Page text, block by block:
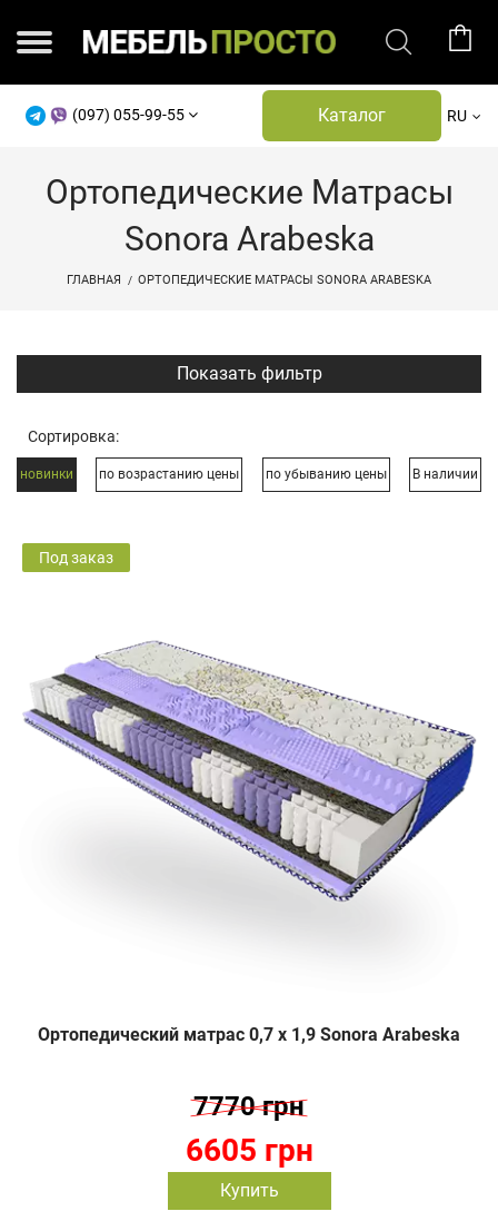
(097) 055-99-55 Каталог RU
Ортопедические Матрасы
Sonora Arabeska
ГЛАВНАЯ ОРТОПЕДИЧЕСКИЕ МАТРАСЫ SONORA ARABESKA
Сортировка:
новинки по возрастанию цены по убыванию цены В наличии
Под заказ
Ортопедический матрас 0,7 х 1,9 Sonora Arabeska
6605 грн
7770 грн
Купить
Показать фильтр